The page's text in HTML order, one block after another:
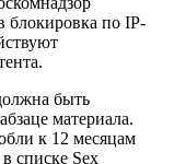
блокировка по IP-
быть
материала.
к 12 месяцам
списке Sex